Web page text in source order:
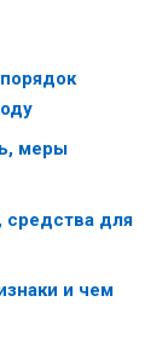
меры
средства для
и чем